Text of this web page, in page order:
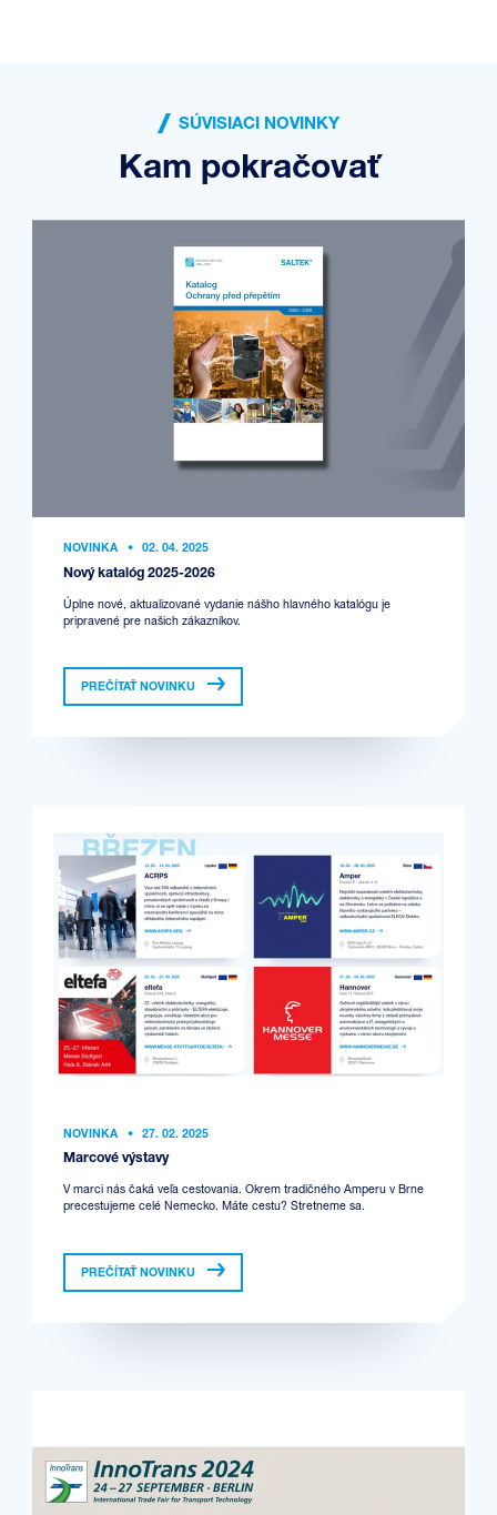
SÚVISIACI NOVINKY
Kam pokračovať
NOVINKA • 02. 04. 2025
Nový katalóg 2025-2026
Úplne nové, aktualizované vydanie nášho hlavného katalógu je
pripravené pre našich zákazníkov.
PREČÍTAŤ NOVINKU
NOVINKA • 27. 02. 2025
Marcové výstavy
V marci nás čaká veľa cestovania. Okrem tradičného Amperu v Brne
precestujeme celé Nemecko. Máte cestu? Stretneme sa.
PREČÍTAŤ NOVINKU